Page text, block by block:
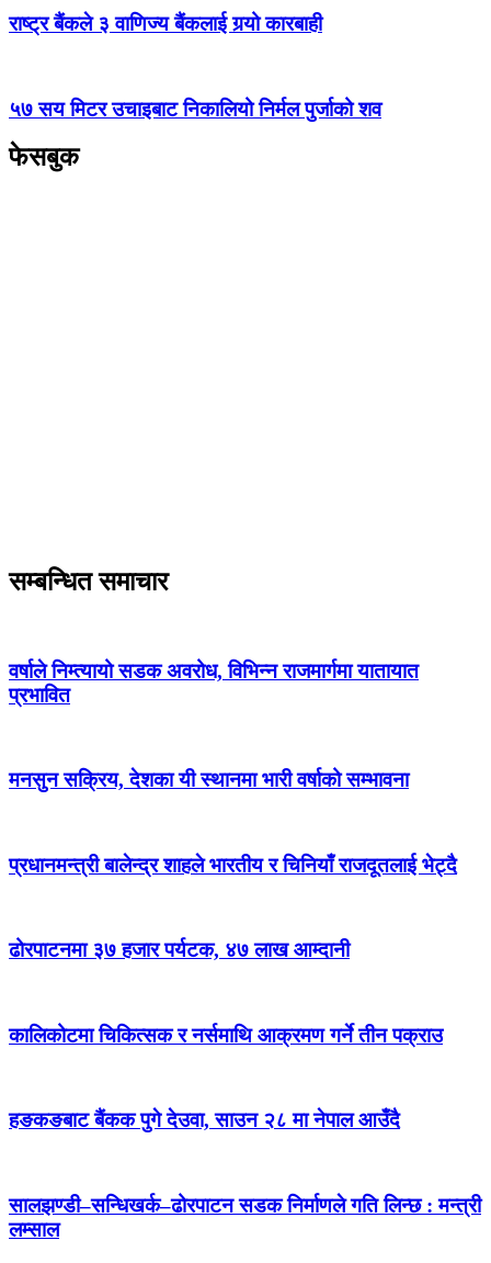
राष्ट्र बैंकले ३ वाणिज्य बैंकलाई गर्‍यो कारबाही
५७ सय मिटर उचाइबाट निकालियो निर्मल पुर्जाको शव
फेसबुक
सम्बन्धित समाचार
वर्षाले निम्त्यायो सडक अवरोध, विभिन्न राजमार्गमा यातायात
प्रभावित
मनसुन सक्रिय, देशका यी स्थानमा भारी वर्षाको सम्भावना
प्रधानमन्त्री बालेन्द्र शाहले भारतीय र चिनियाँ राजदूतलाई भेट्दै
ढोरपाटनमा ३७ हजार पर्यटक, ४७ लाख आम्दानी
कालिकोटमा चिकित्सक र नर्समाथि आक्रमण गर्ने तीन पक्राउ
हङकङबाट बैंकक पुगे देउवा, साउन २८ मा नेपाल आउँदै
सालझण्डी–सन्धिखर्क–ढोरपाटन सडक निर्माणले गति लिन्छ : मन्त्री
लम्साल